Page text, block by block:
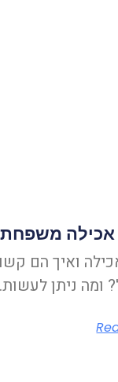
אכילה
ואיך הם
ומה ניתן